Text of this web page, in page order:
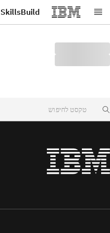
דלג לתוכן הראשי SkillsBuild
Search